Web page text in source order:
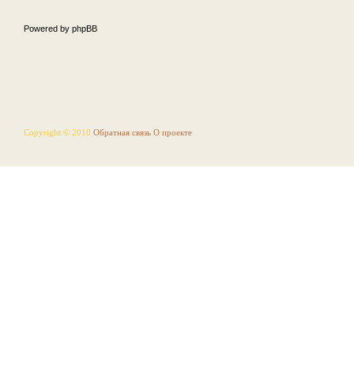
Powered by phpBB
Copyright © 2010 Обратная связь О проекте